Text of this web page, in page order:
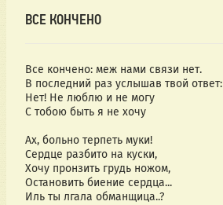
ВСЕ КОНЧЕНО
Все кончено: меж нами связи нет.
В последний раз услышав твой ответ:
Нет! Не люблю и не могу
С тобою быть я не хочу
Ах, больно терпеть муки!
Сердце разбито на куски,
Хочу пронзить грудь ножом,
Остановить биение сердца...
Иль ты лгала обманщица..?